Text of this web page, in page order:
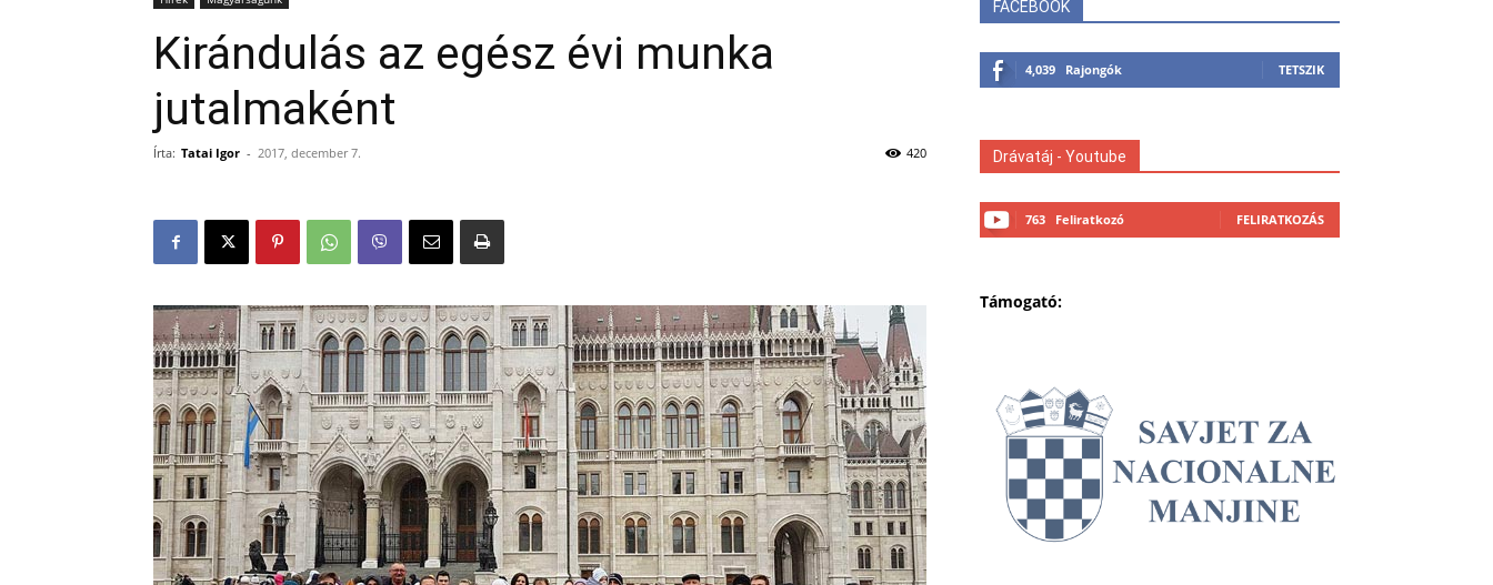
Kirándulás az egész évi munka
jutalmaként
Írta: Tatai Igor - 2017, december 7. 420
FACEBOOK
4,039 Rajongók TETSZIK
Drávatáj - Youtube
763 Feliratkozó FELIRATKOZÁS
Támogató: